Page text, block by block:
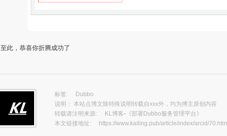
至此，恭喜你折腾成功了
标签:
Dubbo
说明： 本站点博文除特殊说明转载自xxx外，均为博主原创内容
转载请注明来源:
KL博客- 《部署Dubbo服务管理平台》
本文链接地址:
https://www.kailing.pub/article/index/arcid/70.html